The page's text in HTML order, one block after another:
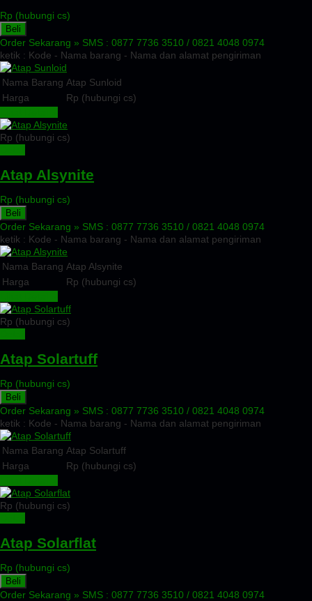
Rp (hubungi cs)
Beli
Order Sekarang » SMS : 0877 7736 3510 / 0821 4048 0974
ketik : Kode - Nama barang - Nama dan alamat pengiriman
Nama Barang Atap Sunloid
Harga
Rp (hubungi cs)
Rp (hubungi cs)
Atap Alsynite
Rp (hubungi cs)
Beli
Order Sekarang » SMS : 0877 7736 3510 / 0821 4048 0974
ketik : Kode - Nama barang - Nama dan alamat pengiriman
Nama Barang Atap Alsynite
Harga
Rp (hubungi cs)
Rp (hubungi cs)
Atap Solartuff
Rp (hubungi cs)
Beli
Order Sekarang » SMS : 0877 7736 3510 / 0821 4048 0974
ketik : Kode - Nama barang - Nama dan alamat pengiriman
Nama Barang Atap Solartuff
Harga
Rp (hubungi cs)
Rp (hubungi cs)
Atap Solarflat
Rp (hubungi cs)
Beli
Order Sekarang » SMS : 0877 7736 3510 / 0821 4048 0974